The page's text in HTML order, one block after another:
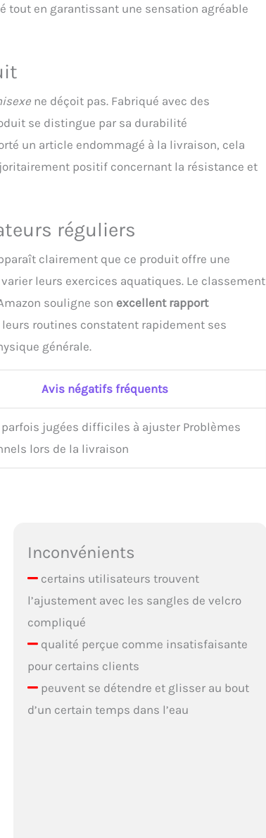
tout en garantissant une sensation agréable
ne déçoit pas. Fabriqué avec des
se distingue par sa durabilité
un article endommagé à la livraison, cela
positif concernant la résistance et
réguliers
clairement que ce produit offre une
leurs exercices aquatiques. Le classement
souligne son excellent rapport
routines constatent rapidement ses
générale.
Avis négatifs fréquents
parfois jugées difficiles à ajuster Problèmes
lors de la livraison
Inconvénients
certains utilisateurs trouvent
l’ajustement avec les sangles de velcro
compliqué
qualité perçue comme insatisfaisante
pour certains clients
peuvent se détendre et glisser au bout
d’un certain temps dans l’eau